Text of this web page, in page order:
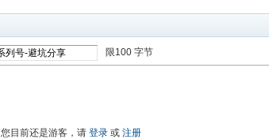
限100 字节
您目前还是游客，请 登录 或 注册